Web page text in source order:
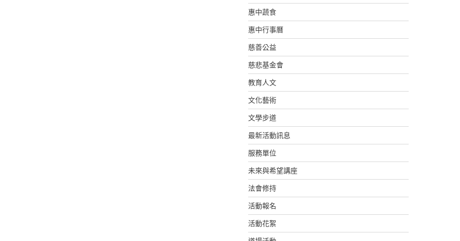
惠中蔬食
惠中行事曆
慈善公益
慈悲基金會
教育人文
文化藝術
文學步道
最新活動訊息
服務單位
未來與希望講座
法會修持
活動報名
活動花絮